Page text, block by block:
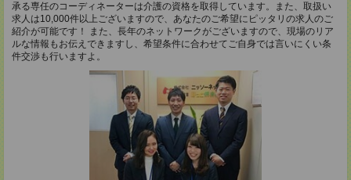
承る専任のコーディネーターは介護の資格を取得しています。また、取扱い
求人は10,000件以上ございますので、あなたのご希望にピッタリの求人のご
紹介が可能です！ また、長年のネットワークがございますので、現場のリア
ルな情報もお伝えできますし、希望条件に合わせてご自身では言いにくい条
件交渉も行いますよ。